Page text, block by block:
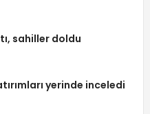
sahiller doldu
yerinde inceledi